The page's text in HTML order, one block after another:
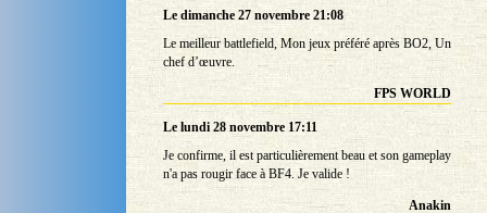
Le dimanche 27 novembre 21:08
Le meilleur battlefield, Mon jeux préféré après BO2, Un
chef d’œuvre.
FPS WORLD
Le lundi 28 novembre 17:11
Je confirme, il est particulièrement beau et son gameplay
n'a pas rougir face à BF4. Je valide !
Anakin